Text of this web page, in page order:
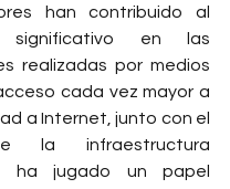
han contribuido al
significativo en las
realizadas por medios
cada vez mayor a
a Internet, junto con el
la infraestructura
ha jugado un papel